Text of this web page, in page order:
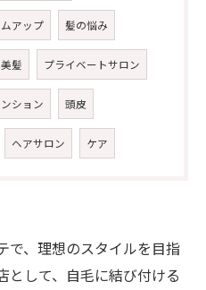
アップ 髪の悩み
美髪 プライベートサロン
ション 頭皮
ヘアサロン ケア
で、理想のスタイルを目指
として、自毛に結び付ける